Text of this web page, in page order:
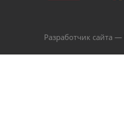
Разработчик сайта —